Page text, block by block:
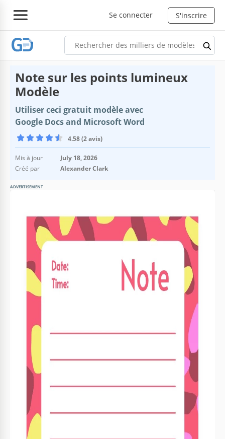
Se connecter S'inscrire
Note sur les points lumineux
Modèle
Utiliser ceci gratuit modèle avec
Google Docs and Microsoft Word
4.58 (2 avis)
Mis à jour
July 18, 2026
Créé par
Alexander Clark
ADVERTISEMENT